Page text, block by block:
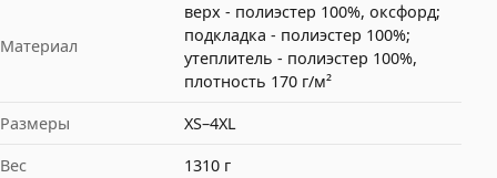
Материал
верх - полиэстер 100%, оксфорд;
подкладка - полиэстер 100%;
утеплитель - полиэстер 100%,
плотность 170 г/м²
Размеры
XS–4XL
Вес
1310 г